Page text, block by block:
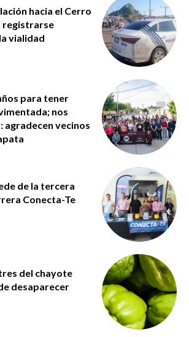
hacia el Cerro
registrarse
vialidad
para tener
nos
agradecen vecinos
de la tercera
Conecta-Te
del chayote
desaparecer